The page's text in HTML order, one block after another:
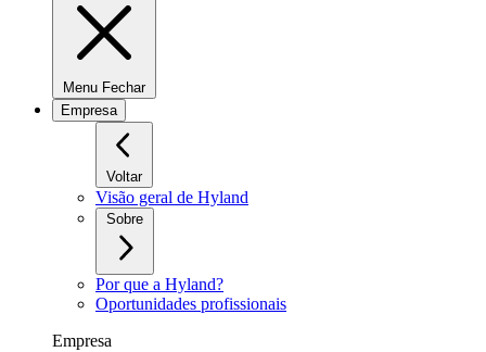
Menu Fechar
Empresa
Voltar
Visão geral de Hyland
Sobre
Por que a Hyland?
Oportunidades profissionais
Empresa